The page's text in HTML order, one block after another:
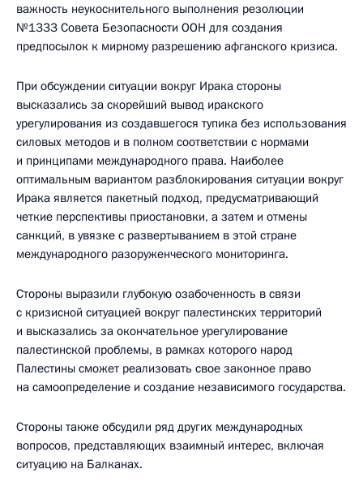
важность неукоснительного выполнения резолюции
№1333 Совета Безопасности ООН для создания
предпосылок к мирному разрешению афганского кризиса.
При обсуждении ситуации вокруг Ирака стороны
высказались за скорейший вывод иракского
урегулирования из создавшегося тупика без использования
силовых методов и в полном соответствии с нормами
и принципами международного права. Наиболее
оптимальным вариантом разблокирования ситуации вокруг
Ирака является пакетный подход, предусматривающий
четкие перспективы приостановки, а затем и отмены
санкций, в увязке с развертыванием в этой стране
международного разоруженческого мониторинга.
Стороны выразили глубокую озабоченность в связи
с кризисной ситуацией вокруг палестинских территорий
и высказались за окончательное урегулирование
палестинской проблемы, в рамках которого народ
Палестины сможет реализовать свое законное право
на самоопределение и создание независимого государства.
Стороны также обсудили ряд других международных
вопросов, представляющих взаимный интерес, включая
ситуацию на Балканах.